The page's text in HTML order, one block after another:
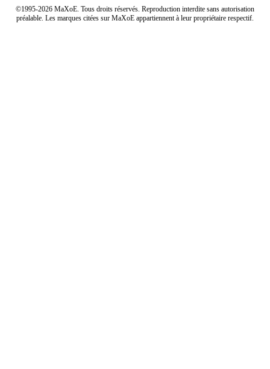
©1995-2026 MaXoE. Tous droits réservés. Reproduction interdite sans autorisation
préalable. Les marques citées sur MaXoE appartiennent à leur propriétaire respectif.